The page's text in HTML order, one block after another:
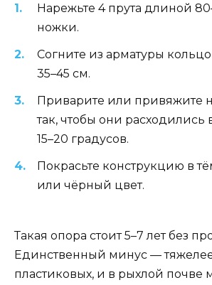
Нарежьте 4 прута длиной
ножки.
Согните из арматуры
35–45 см.
Приварите или привяжите
так, чтобы они расходились
15–20 градусов.
Покрасьте конструкцию в
или чёрный цвет.
Такая опора стоит 5–7 лет без
Единственный минус —
пластиковых, и в рыхлой почве